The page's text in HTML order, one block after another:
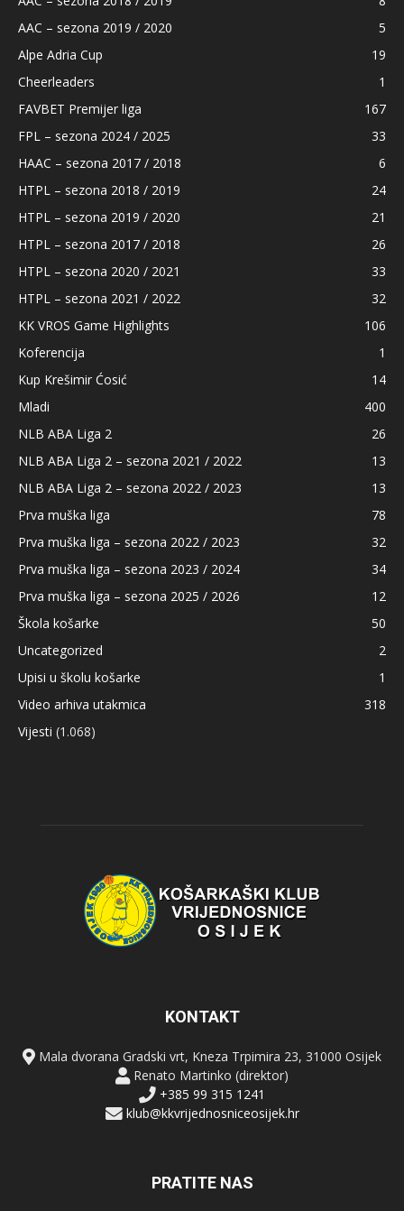
AAC – sezona 2019 / 2020
5
Alpe Adria Cup
19
Cheerleaders
1
FAVBET Premijer liga
167
FPL – sezona 2024 / 2025
33
HAAC – sezona 2017 / 2018
6
HTPL – sezona 2018 / 2019
24
HTPL – sezona 2019 / 2020
21
HTPL – sezona 2017 / 2018
26
HTPL – sezona 2020 / 2021
33
HTPL – sezona 2021 / 2022
32
KK VROS Game Highlights
106
Koferencija
1
Kup Krešimir Ćosić
14
Mladi
400
NLB ABA Liga 2
26
NLB ABA Liga 2 – sezona 2021 / 2022
13
NLB ABA Liga 2 – sezona 2022 / 2023
13
Prva muška liga
78
Prva muška liga – sezona 2022 / 2023
32
Prva muška liga – sezona 2023 / 2024
34
Prva muška liga – sezona 2025 / 2026
12
Škola košarke
50
Uncategorized
2
Upisi u školu košarke
1
Video arhiva utakmica
318
Vijesti (1.068)
KONTAKT
Mala dvorana Gradski vrt, Kneza Trpimira 23, 31000 Osijek
Renato Martinko (direktor)
+385 99 315 1241
klub@kkvrijednosniceosijek.hr
PRATITE NAS